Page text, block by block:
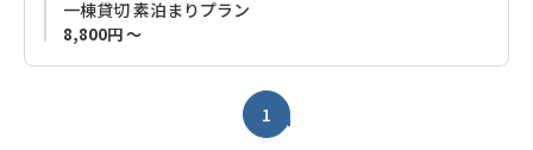
とときをゆっくり過ごしてみませんか。
お部屋は襖続きの和室で開放感があり、ほっと和める雰囲気が
近くには「渡瀬温泉」がございますので、温泉もお楽しみいた
一棟貸切 素泊まりプラン
8,800円 ～
1